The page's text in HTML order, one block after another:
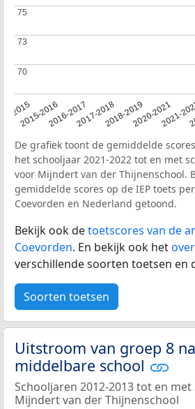
2015
2015-20162016-20172017-20182018-20192020-2021
2021-
70
70
73
73
75
75
De grafiek toont de gemiddelde
het schooljaar 2021-2022 tot en met
voor Mijndert van der Thijnenschool.
gemiddelde scores op de IEP toets
Coevorden en Nederland getoond.
Bekijk ook detoetscores van de
Coevorden. En bekijk ook het
verschillende soorten toetsen en
Soorten toetsen
Uitstroom van groep 8
middelbare school
Schooljaren 2012-2013 tot en met
Mijndert van der Thijnenschool